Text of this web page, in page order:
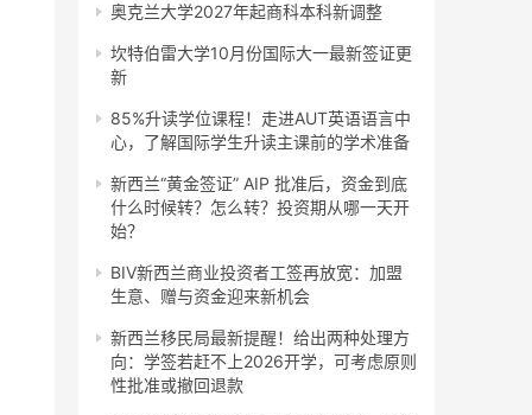
奥克兰大学2027年起商科本科新调整
坎特伯雷大学10月份国际大一最新签证更
新
85%升读学位课程！走进AUT英语语言中
心，了解国际学生升读主课前的学术准备
新西兰“黄金签证” AIP 批准后，资金到底
什么时候转？怎么转？投资期从哪一天开
始？
BIV新西兰商业投资者工签再放宽：加盟
生意、赠与资金迎来新机会
新西兰移民局最新提醒！给出两种处理方
向：学签若赶不上2026开学，可考虑原则
性批准或撤回退款